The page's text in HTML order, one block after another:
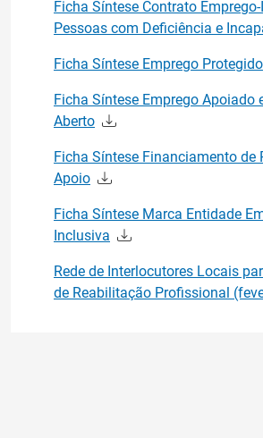
Ficha Síntese Contrato
Pessoas com Deficiência e
Ficha Síntese Emprego Protegido
Ficha Síntese Emprego Apoiado
Aberto
Ficha Síntese Financiamento de
Apoio
Ficha Síntese Marca Entidade
Inclusiva
Rede de Interlocutores Locais
de Reabilitação Profissional